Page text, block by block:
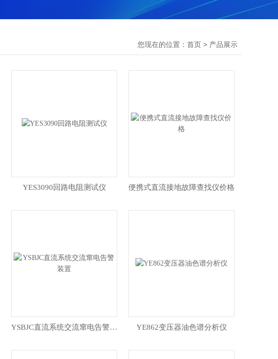
您现在的位置： 首页 > 产品展示
YES3090回路电阻测试仪 便携式直流接地故障查找仪价格
YSBJC直流系统交流窜电告警装置 YE862变压器油色谱分析仪